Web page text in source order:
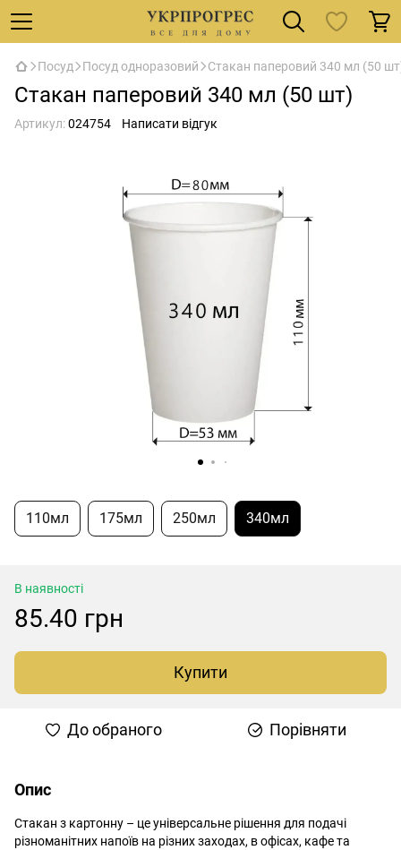
Посуд Посуд одноразовий Стакан паперовий 340 мл (50
Стакан паперовий 340 мл (50 шт)
Артикул:024754 Написати відгук
110мл 175мл 250мл 340мл
В наявності
85.40 грн
Купити
До обраного Порівняти
Опис
Стакан з картонну – це універсальне рішення для подачі
різноманітних напоїв на різних заходах, в офісах, кафе та